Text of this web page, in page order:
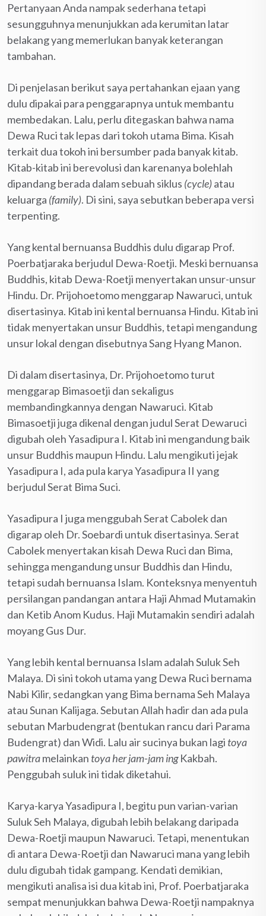
Pertanyaan Anda nampak sederhana tetapi
sesungguhnya menunjukkan ada kerumitan latar
belakang yang memerlukan banyak keterangan
tambahan.
Di penjelasan berikut saya pertahankan ejaan yang
dulu dipakai para penggarapnya untuk membantu
membedakan. Lalu, perlu ditegaskan bahwa nama
Dewa Ruci tak lepas dari tokoh utama Bima. Kisah
terkait dua tokoh ini bersumber pada banyak kitab.
Kitab-kitab ini berevolusi dan karenanya bolehlah
dipandang berada dalam sebuah siklus (cycle)atau
keluarga (family). Di sini, saya sebutkan beberapa versi
terpenting.
Yang kental bernuansa Buddhis dulu digarap Prof.
Poerbatjaraka berjudul Dewa-Roetji. Meski bernuansa
Buddhis, kitab Dewa-Roetji menyertakan unsur-unsur
Hindu. Dr. Prijohoetomo menggarap Nawaruci, untuk
disertasinya. Kitab ini kental bernuansa Hindu. Kitab ini
tidak menyertakan unsur Buddhis, tetapi mengandung
unsur lokal dengan disebutnya Sang Hyang Manon.
Di dalam disertasinya, Dr. Prijohoetomo turut
menggarap Bimasoetji dan sekaligus
membandingkannya dengan Nawaruci. Kitab
Bimasoetji juga dikenal dengan judul Serat Dewaruci
digubah oleh Yasadipura I. Kitab ini mengandung baik
unsur Buddhis maupun Hindu. Lalu mengikuti jejak
Yasadipura I, ada pula karya Yasadipura II yang
berjudul Serat Bima Suci.
Yasadipura I juga menggubah Serat Cabolek dan
digarap oleh Dr. Soebardi untuk disertasinya. Serat
Cabolek menyertakan kisah Dewa Ruci dan Bima,
sehingga mengandung unsur Buddhis dan Hindu,
tetapi sudah bernuansa Islam. Konteksnya menyentuh
persilangan pandangan antara Haji Ahmad Mutamakin
dan Ketib Anom Kudus. Haji Mutamakin sendiri adalah
moyang Gus Dur.
Yang lebih kental bernuansa Islam adalah Suluk Seh
Malaya. Di sini tokoh utama yang Dewa Ruci bernama
Nabi Kilir, sedangkan yang Bima bernama Seh Malaya
atau Sunan Kalijaga. Sebutan Allah hadir dan ada pula
sebutan Marbudengrat (bentukan rancu dari Parama
Budengrat) dan Widi. Lalu air sucinya bukan lagi toya
pawitramelainkan toya her jam-jam ingKakbah.
Penggubah suluk ini tidak diketahui.
Karya-karya Yasadipura I, begitu pun varian-varian
Suluk Seh Malaya, digubah lebih belakang daripada
Dewa-Roetji maupun Nawaruci. Tetapi, menentukan
di antara Dewa-Roetji dan Nawaruci mana yang lebih
dulu digubah tidak gampang. Kendati demikian,
mengikuti analisa isi dua kitab ini, Prof. Poerbatjaraka
sempat menunjukkan bahwa Dewa-Roetji nampaknya